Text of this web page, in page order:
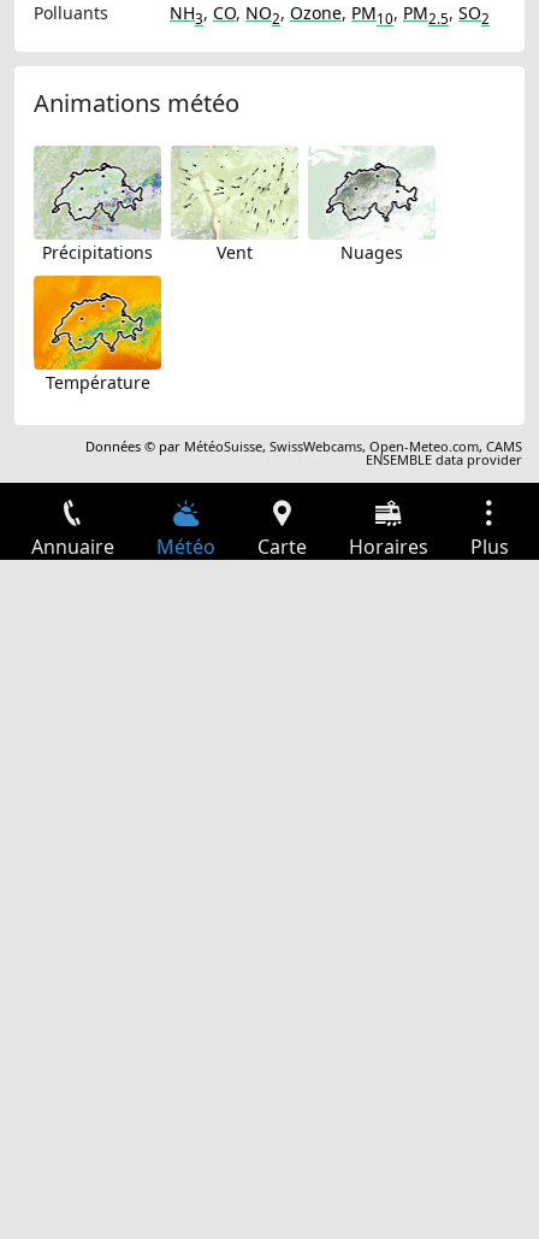
Polluants
NH3, CO, NO2, Ozone, PM10, PM2.5, SO2
Animations météo
Précipitations Vent Nuages
Température
Données © par MétéoSuisse,SwissWebcams,Open-Meteo.com,CAMS
ENSEMBLE data provider
Annuaire Météo Carte Horaires Plus